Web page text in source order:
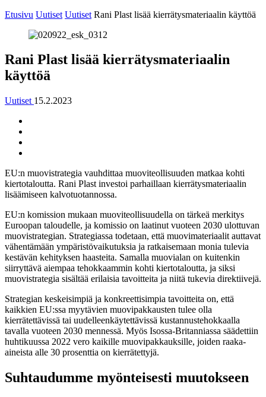
Etusivu Uutiset Uutiset Rani Plast lisää kierrätysmateriaalin käyttöä
Rani Plast lisää kierrätysmateriaalin
käyttöä
Uutiset 15.2.2023
artikkeli
EU:n muovistrategia vauhdittaa muoviteollisuuden matkaa kohti
kiertotaloutta. Rani Plast investoi parhaillaan kierrätysmateriaalin
lisäämiseen kalvotuotannossa.
EU:n komission mukaan muoviteollisuudella on tärkeä merkitys
Euroopan taloudelle, ja komissio on laatinut vuoteen 2030 ulottuvan
muovistrategian. Strategiassa todetaan, että muovimateriaalit auttavat
vähentämään ympäristövaikutuksia ja ratkaisemaan monia tulevia
kestävän kehityksen haasteita. Samalla muovialan on kuitenkin
siirryttävä aiempaa tehokkaammin kohti kiertotaloutta, ja siksi
muovistrategia sisältää erilaisia tavoitteita ja niitä tukevia direktiivejä.
Strategian keskeisimpiä ja konkreettisimpia tavoitteita on, että
kaikkien EU:ssa myytävien muovipakkausten tulee olla
kierrätettävissä tai uudelleenkäytettävissä kustannustehokkaalla
tavalla vuoteen 2030 mennessä. Myös Isossa-Britanniassa säädettiin
huhtikuussa 2022 vero kaikille muovipakkauksille, joiden raaka-
aineista alle 30 prosenttia on kierrätettyjä.
Suhtaudumme myönteisesti muutokseen